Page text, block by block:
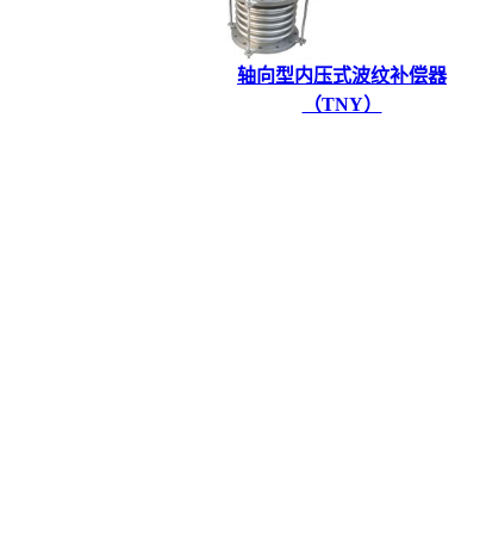
轴向型内压式波纹补偿器
（TNY）